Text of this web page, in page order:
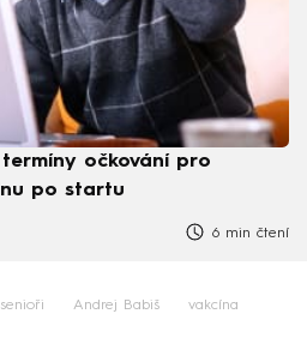
očkování pro
po startu
6 min čtení
senioři Andrej Babiš vakcína